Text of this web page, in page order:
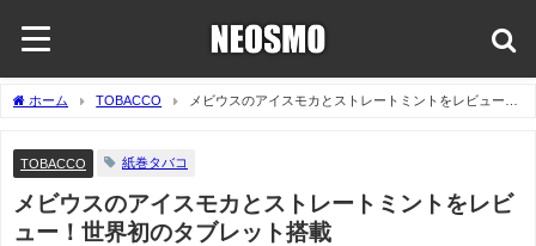
ホーム TOBACCO
メビウスのアイスモカとストレートミントをレビュー！
TOBACCO 紙巻タバコ
メビウスのアイスモカとストレートミントをレビ
ュー！世界初のタブレット搭載